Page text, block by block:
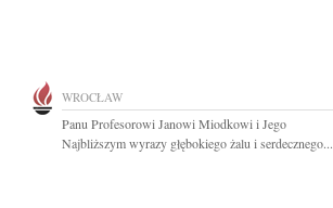
WROCŁAW
Panu Profesorowi Janowi Miodkowi i Jego
Najbliższym wyrazy głębokiego żalu i serdecznego...